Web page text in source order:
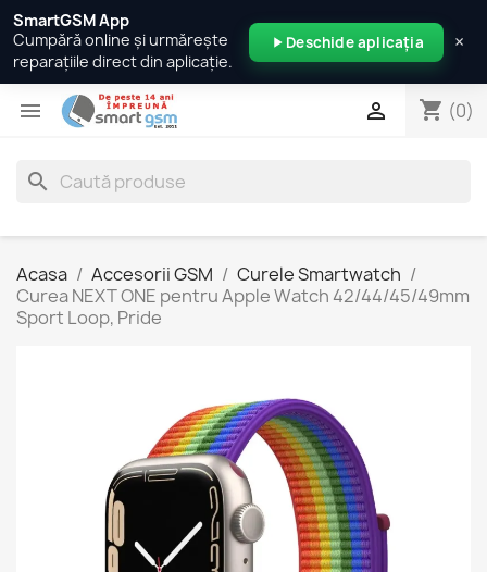
 shopping_cart (0)

search
Acasa Accesorii GSM
Curele Smartwatch
Curea NEXT ONE pentru Apple Watch 42/44/45/49mm
Sport Loop, Pride
SmartGSM App
Cumpără online și urmărește
reparațiile direct din aplicație.
Deschide aplicația ×